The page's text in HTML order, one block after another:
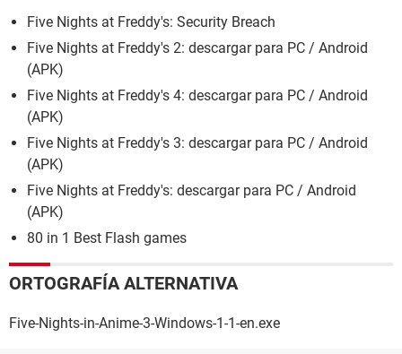
Five Nights at Freddy's: Security Breach
Five Nights at Freddy's 2: descargar para PC / Android
(APK)
Five Nights at Freddy's 4: descargar para PC / Android
(APK)
Five Nights at Freddy's 3: descargar para PC / Android
(APK)
Five Nights at Freddy's: descargar para PC / Android
(APK)
80 in 1 Best Flash games
ORTOGRAFÍA ALTERNATIVA
Five-Nights-in-Anime-3-Windows-1-1-en.exe